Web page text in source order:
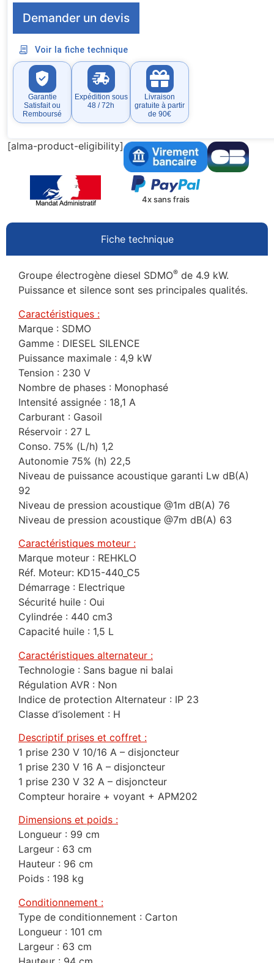
Demander un devis
Voir la fiche technique
Garantie
Satisfait ou
Remboursé
Expédition sous
48 / 72h
Livraison
gratuite à partir
de 90€
[alma-product-eligibility]
4x sans frais
Fiche technique
Groupe électrogène diesel SDMO® de 4.9 kW.
Puissance et silence sont ses principales qualités.
Caractéristiques :
Marque : SDMO
Gamme : DIESEL SILENCE
Puissance maximale : 4,9 kW
Tension : 230 V
Nombre de phases : Monophasé
Intensité assignée : 18,1 A
Carburant : Gasoil
Réservoir : 27 L
Conso. 75% (L/h) 1,2
Autonomie 75% (h) 22,5
Niveau de puissance acoustique garanti Lw dB(A)
92
Niveau de pression acoustique @1m dB(A) 76
Niveau de pression acoustique @7m dB(A) 63
Caractéristiques moteur :
Marque moteur : REHKLO
Réf. Moteur: KD15-440_C5
Démarrage : Electrique
Sécurité huile : Oui
Cylindrée : 440 cm3
Capacité huile : 1,5 L
Caractéristiques alternateur :
Technologie : Sans bague ni balai
Régulation AVR : Non
Indice de protection Alternateur : IP 23
Classe d’isolement : H
Descriptif prises et coffret :
1 prise 230 V 10/16 A – disjoncteur
1 prise 230 V 16 A – disjoncteur
1 prise 230 V 32 A – disjoncteur
Compteur horaire + voyant + APM202
Dimensions et poids :
Longueur : 99 cm
Largeur : 63 cm
Hauteur : 96 cm
Poids : 198 kg
Conditionnement :
Type de conditionnement : Carton
Longueur : 101 cm
Largeur : 63 cm